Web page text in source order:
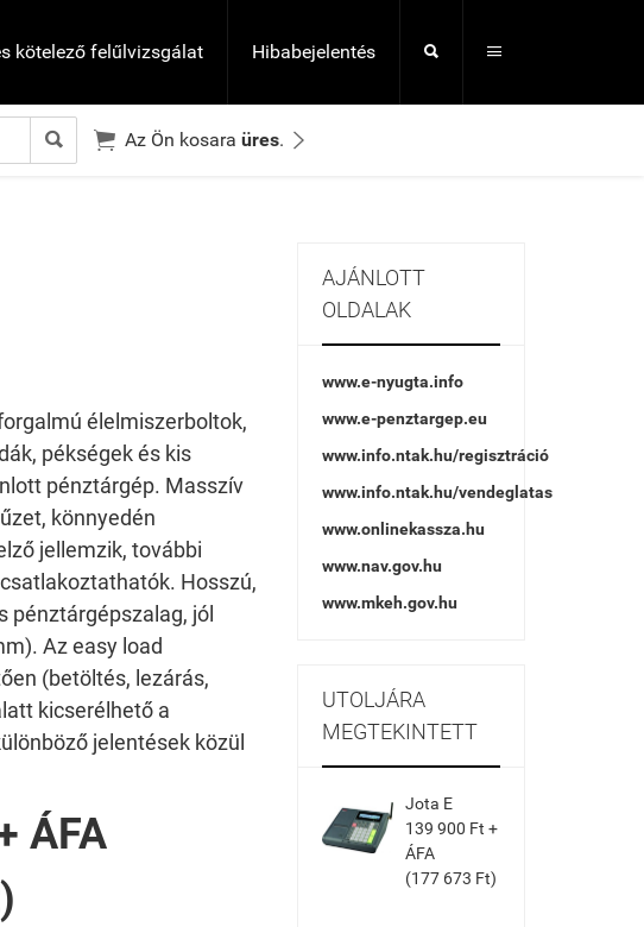
kötelező felűlvizsgálat Hibabejelentés  
  Az Ön kosaraüres. 
élelmiszerboltok,
pékségek és kis
pénztárgép. Masszív
könnyedén
jellemzik, további
Hosszú,
pénztárgépszalag, jól
Az easy load
(betöltés, lezárás,
kicserélhető a
jelentések közül
ÁFA
AJÁNLOTT
OLDALAK
www.e-nyugta.info
www.e-penztargep.eu
www.info.ntak.hu/regisztráció
www.info.ntak.hu/vendeglatas
www.onlinekassza.hu
www.nav.gov.hu
www.mkeh.gov.hu
UTOLJÁRA
MEGTEKINTETT
Jota E
139 900 Ft +
ÁFA
(177 673 Ft)